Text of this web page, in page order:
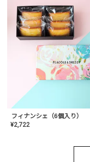
フィナンシェ（6個入り）
¥2,722